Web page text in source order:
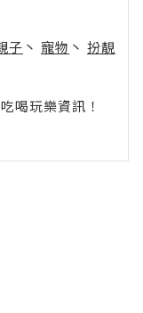
子 丶 寵物 丶 扮靚
喝玩樂資訊！